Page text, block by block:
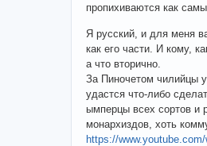
пропихиваются как
Я русский, и для меня
как его части. И кому,
а что вторично.
За Пиночетом чилийцы
удастся что-либо
ымперцы всех сортов и
монархиздов, хоть
https://